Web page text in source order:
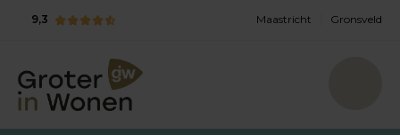
9,3 Maastricht Gronsveld